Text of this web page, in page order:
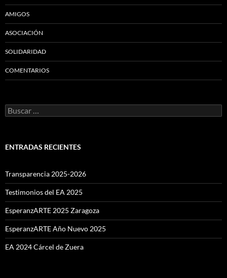
AMIGOS
ASOCIACIÓN
SOLIDARIDAD
COMENTARIOS
Buscar:
ENTRADAS RECIENTES
Transparencia 2025-2026
Testimonios del EA 2025
EsperanzARTE 2025 Zaragoza
EsperanzARTE Año Nuevo 2025
EA 2024 Cárcel de Zuera